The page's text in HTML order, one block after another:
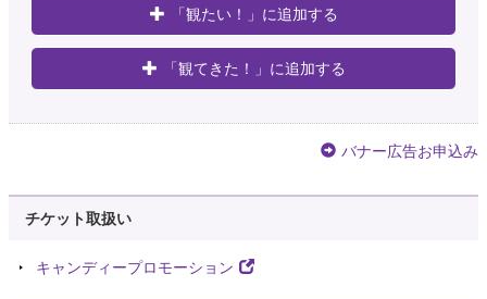
「観たい！」に追加する
「観てきた！」に追加する
バナー広告お申込み
チケット取扱い
キャンディープロモーション